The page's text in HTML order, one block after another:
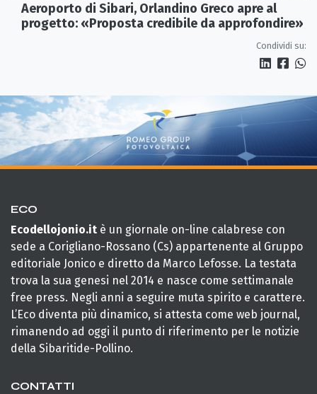
Aeroporto di Sibari, Orlandino Greco apre al
progetto: «Proposta credibile da approfondire»
Condividi su:
ECO
Ecodellojonio.it è un giornale on-line calabrese con
sede a Corigliano-Rossano (Cs) appartenente al Gruppo
editoriale Jonico e diretto da Marco Lefosse. La testata
trova la sua genesi nel 2014 e nasce come settimanale
free press. Negli anni a seguire muta spirito e carattere.
L’Eco diventa più dinamico, si attesta come web journal,
rimanendo ad oggi il punto di riferimento per le notizie
della Sibaritide-Pollino.
CONTATTI